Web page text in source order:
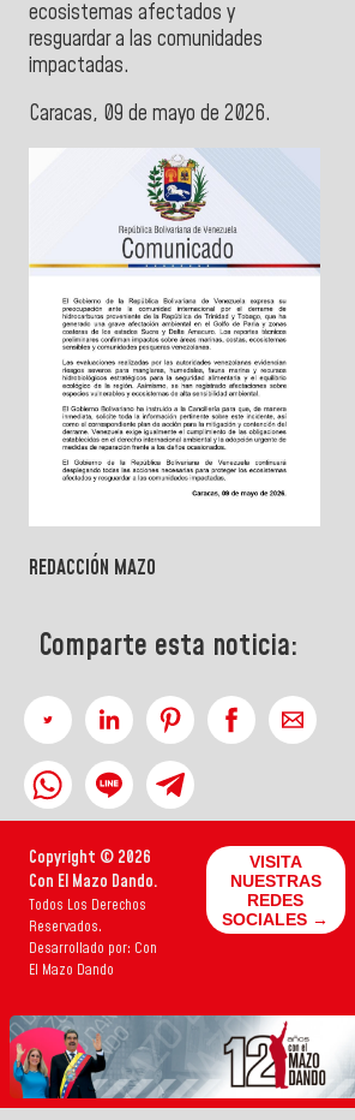
ecosistemas afectados y
resguardar a las comunidades
impactadas.
Caracas, 09 de mayo de 2026.
REDACCIÓN MAZO
Comparte esta noticia:
Copyright © 2026
Con El Mazo Dando.
Todos Los Derechos
Reservados.
Desarrollado por: Con
El Mazo Dando
VISITA
NUESTRAS
REDES
SOCIALES →